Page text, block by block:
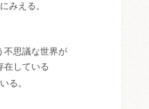
みえる。
不思議な世界が
在している
る。